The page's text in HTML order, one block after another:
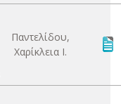
Παντελίδου,
Χαρίκλεια Ι.